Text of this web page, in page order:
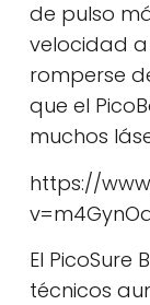
de pulso
velocidad
romperse
que el
muchos
https://
El
técnicos